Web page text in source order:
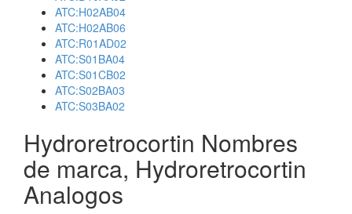
ATC:H02AB04
ATC:H02AB06
ATC:R01AD02
ATC:S01BA04
ATC:S01CB02
ATC:S02BA03
ATC:S03BA02
Hydroretrocortin Nombres
de marca, Hydroretrocortin
Analogos